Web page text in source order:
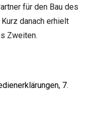
für den Bau des
danach erhielt
Zweiten.
7.